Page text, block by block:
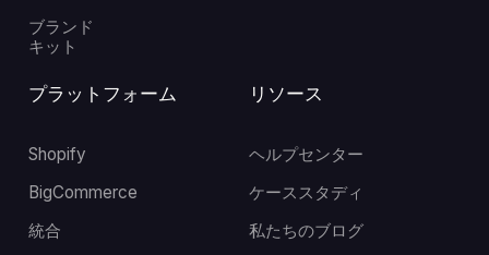
ブランド
キット
リソース
ヘルプセンター
ケーススタディ
私たちのブログ
プラットフォーム
Shopify
BigCommerce
統合